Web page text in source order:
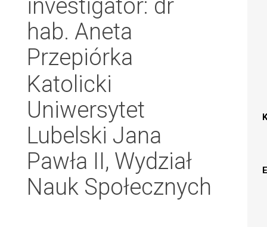
investigator: dr
hab. Aneta
Przepiórka
Katolicki
Uniwersytet
Lubelski Jana
Pawła II, Wydział
Nauk Społecznych